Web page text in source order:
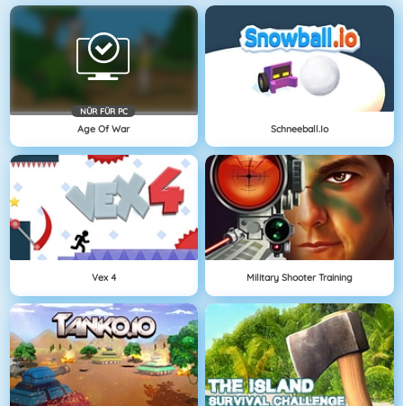
NÜR FÜR PC
Age Of War Schneeball.io
Vex 4 Military Shooter Training